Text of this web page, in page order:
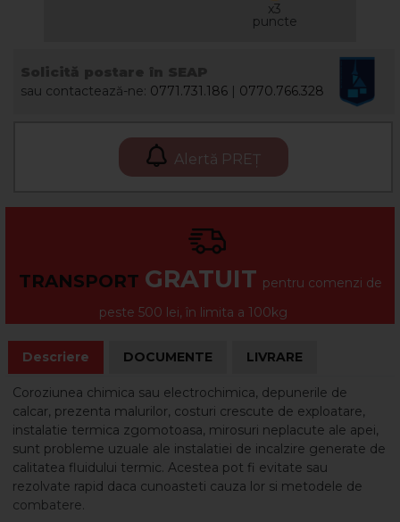
x3
puncte
sau contactează-ne: 0771.731.186 | 0770.766.328
Alertă PREȚ
TRANSPORT GRATUIT pentru comenzi de
peste 500 lei, în limita a 100kg
Descriere DOCUMENTE LIVRARE
Coroziunea chimica sau electrochimica, depunerile de
calcar, prezenta malurilor, costuri crescute de exploatare,
instalatie termica zgomotoasa, mirosuri neplacute ale apei,
sunt probleme uzuale ale instalatiei de incalzire generate de
calitatea fluidului termic. Acestea pot fi evitate sau
rezolvate rapid daca cunoasteti cauza lor si metodele de
combatere.